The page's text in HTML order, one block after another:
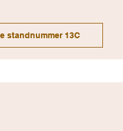
standnummer 13C